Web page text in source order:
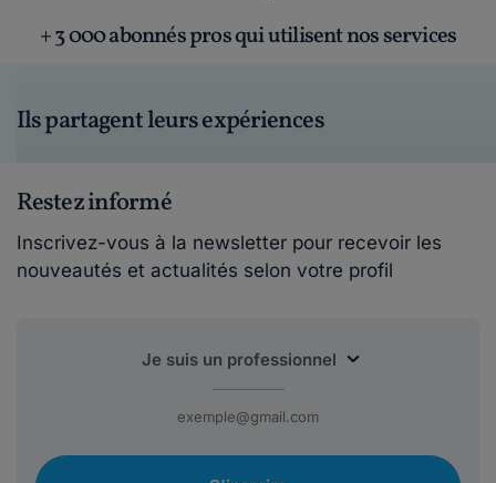
+ 3 000 abonnés pros qui utilisent nos services
Ils partagent leurs expériences
Restez informé
Inscrivez-vous à la newsletter pour recevoir les
nouveautés et actualités selon votre profil